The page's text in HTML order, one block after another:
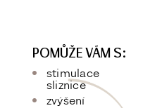
POMŮŽE VÁM S:
stimulace
sliznice
zvýšení